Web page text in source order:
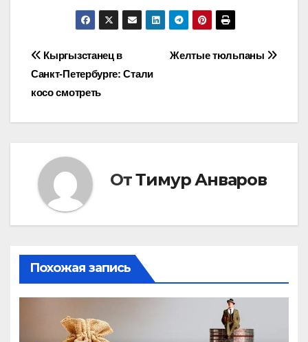
Навигация
по
записям
Желтые тюльпаны
Кыргызстанец в
Санкт-Петербурге: Стали
косо смотреть
ОтТимур Анваров
Похожая запись